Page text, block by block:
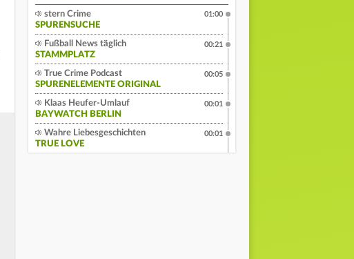
stern Crime
SPURENSUCHE
01:00
Fußball News täglich
STAMMPLATZ
00:21
True Crime Podcast
SPURENELEMENTE ORIGINAL
00:05
Klaas Heufer-Umlauf
BAYWATCH BERLIN
00:01
Wahre Liebesgeschichten
TRUE LOVE
00:01